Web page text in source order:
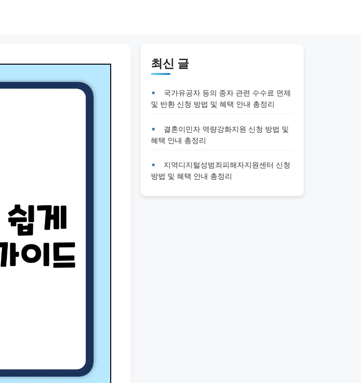
최신 글
국가유공자 등의 종자 관련 수수료 면제
및 반환 신청 방법 및 혜택 안내 총정리
결혼이민자 역량강화지원 신청 방법 및
혜택 안내 총정리
지역디지털성범죄피해자지원센터 신청
방법 및 혜택 안내 총정리